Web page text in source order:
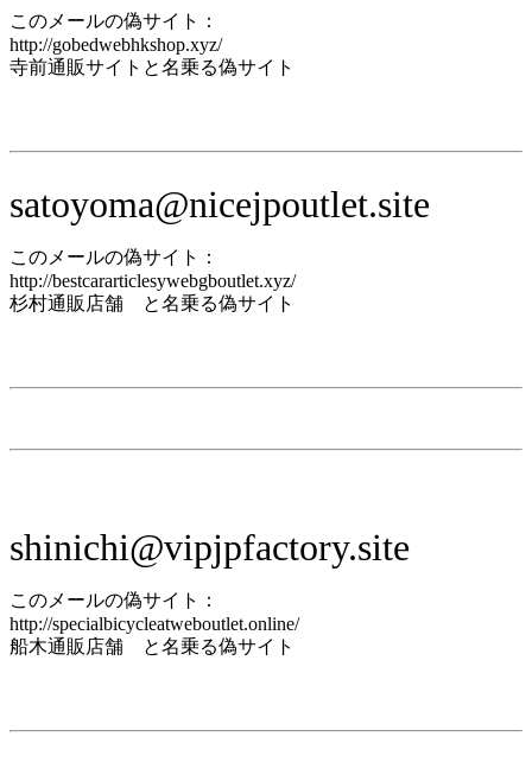
このメールの偽サイト：
http://gobedwebhkshop.xyz/
寺前通販サイトと名乗る偽サイト
satoyoma@nicejpoutlet.site
このメールの偽サイト：
http://bestcararticlesywebgboutlet.xyz/
杉村通販店舗 と名乗る偽サイト
shinichi@vipjpfactory.site
このメールの偽サイト：
http://specialbicycleatweboutlet.online/
船木通販店舗 と名乗る偽サイト